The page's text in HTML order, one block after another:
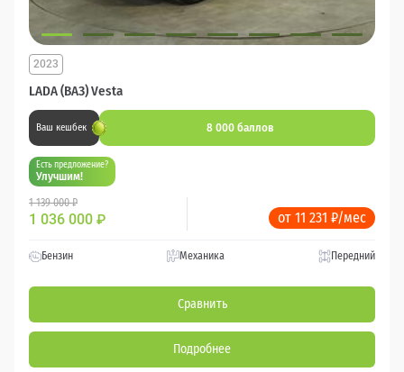
LADA (ВАЗ) Vesta
2023
Ваш кешбек 8 000 баллов
Есть предложение?
Улучшим!
1 139 000 ₽
1 036 000 ₽ от 11 231 ₽/мес
Бензин Механика Передний
Сравнить
Подробнее